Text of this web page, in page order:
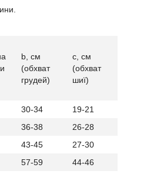
b, см
(обхват
грудей)
с, см
(обхват
шиї)
30-34
19-21
36-38
26-28
43-45
27-30
57-59
44-46